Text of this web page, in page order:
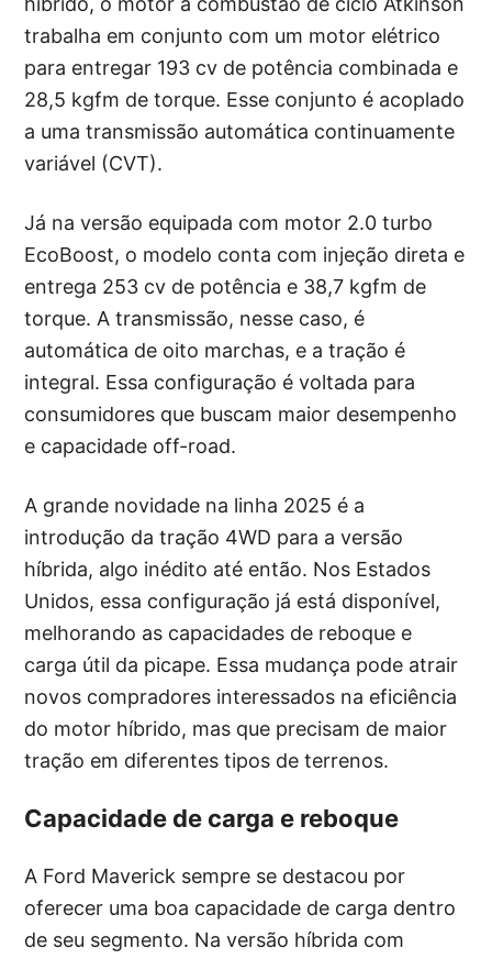
trabalha em conjunto com um motor elétrico
para entregar 193 cv de potência combinada e
28,5 kgfm de torque. Esse conjunto é acoplado
a uma transmissão automática continuamente
variável (CVT).
Já na versão equipada com motor 2.0 turbo
EcoBoost, o modelo conta com injeção direta e
entrega 253 cv de potência e 38,7 kgfm de
torque. A transmissão, nesse caso, é
automática de oito marchas, e a tração é
integral. Essa configuração é voltada para
consumidores que buscam maior desempenho
e capacidade off-road.
A grande novidade na linha 2025 é a
introdução da tração 4WD para a versão
híbrida, algo inédito até então. Nos Estados
Unidos, essa configuração já está disponível,
melhorando as capacidades de reboque e
carga útil da picape. Essa mudança pode atrair
novos compradores interessados na eficiência
do motor híbrido, mas que precisam de maior
tração em diferentes tipos de terrenos.
Capacidade de carga e reboque
A Ford Maverick sempre se destacou por
oferecer uma boa capacidade de carga dentro
de seu segmento. Na versão híbrida com